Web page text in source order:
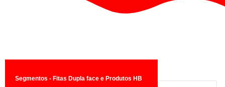
Segmentos - Fitas Dupla face e Produtos HB